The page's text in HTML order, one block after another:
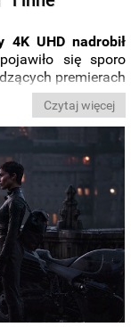
4K UHD nadrobił
się sporo
premierach
nowościami
takimi jak
Nie zabrakło też
ze świata
wpisie z cyklu
Czytaj więcej